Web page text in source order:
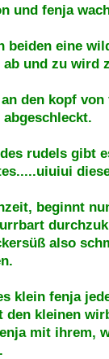
und fenja
beiden eine
und zu wird
den kopf
rudels gibt
beginnt
also
klein fenja
kleinen
mit ihrem,